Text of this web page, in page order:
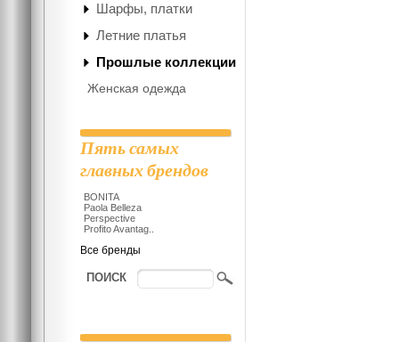
Шарфы, платки
Летние платья
Прошлые коллекции
Женская одежда
Пять самых
главных брендов
BONITA
Paola Belleza
Perspective
Profito Avantag..
Все бренды
ПОИСК